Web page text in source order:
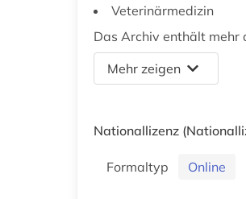
Veterinärmedizin
Das Archiv enthält mehr
Mehr zeigen
Nationallizenz
Formaltyp Online